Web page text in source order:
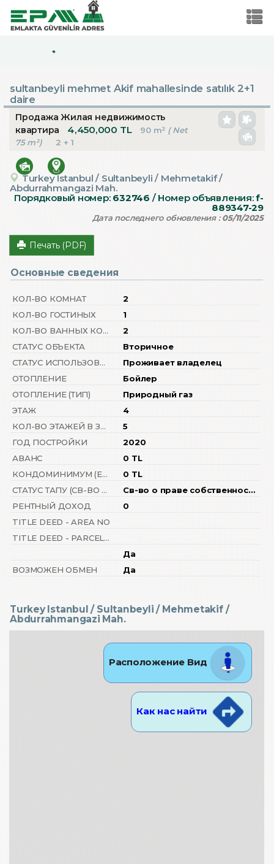
*
sultanbeyli mehmet Akif mahallesinde satılık 2+1
daire
Продажа Жилая недвижимость
квартира
4,450,000 TL 90 m² ( Net
75 m²)
2 + 1
Turkey Istanbul / Sultanbeyli / Mehmetakif/
Abdurrahmangazi Mah.
Порядковый номер: 632746 / Номер объявления:f-
889347-29
Дата последнего обновления :05/11/2025
Печать (PDF)
Основные сведения
КОЛ-ВО КОМНАТ
2
КОЛ-ВО ГОСТИНЫХ
1
КОЛ-ВО ВАННЫХ КОМНАТ
2
СТАТУС ОБЪЕКТА
Вторичное
СТАТУС ИСПОЛЬЗОВАНИЯ
Проживает владелец
ОТОПЛЕНИЕ
Бойлер
ОТОПЛЕНИЕ (ТИП)
Природный газ
ЭТАЖ
4
КОЛ-ВО ЭТАЖЕЙ В ЗДАНИИ
5
ГОД ПОСТРОЙКИ
2020
АВАНС
0 TL
КОНДОМИНИМУМ (ЕЖЕМЕСЯЧН.ПЛАТЕЖИ ЗА ОБСЛУЖИВАНИЕ)
0 TL
СТАТУС ТАПУ (СВ-ВО О ПРАВЕ СОБСТВЕННОСТИ)
Св-во о праве собственности с кондоминимумом
РЕНТНЫЙ ДОХОД
0
TITLE DEED - AREA NO
TITLE DEED - PARCEL NO
Да
ВОЗМОЖЕН ОБМЕН
Да
Turkey Istanbul / Sultanbeyli / Mehmetakif/
Abdurrahmangazi Mah.
Расположение Вид
Как нас найти